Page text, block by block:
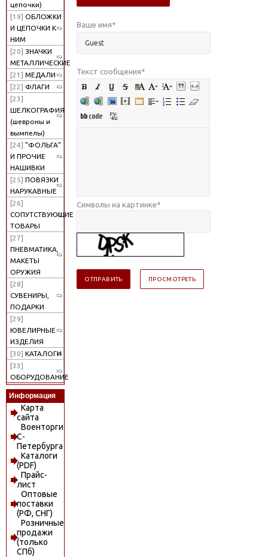
цепочки)
[19] ОБЛОЖКИ
И ЦЕПОЧКИ К
НИМ
[20] ЗНАЧКИ
МЕТАЛЛИЧЕСКИЕ
[21] МЕДАЛИ
[22] ФЛАГИ
[23]
ШЕЛКОГРАФИЯ
(шевроны и
вымпелы)
[24] "ФОЛЬГА"
И ПРОЧИЕ
НАШИВКИ
[25] ПОВЯЗКИ
НАРУКАВНЫЕ
[26]
СОПУТСТВУЮЩИЕ
ТОВАРЫ
[27]
ПНЕВМАТИКА,
МАКЕТЫ
ОРУЖИЯ
[28]
СУВЕНИРЫ,
ПОДАРКИ
[29]
ЮВЕЛИРНЫЕ
ИЗДЕЛИЯ
[30] КАТАЛОГИ
[33]
ОБОРУДОВАНИЕ
Информация
Карта
сайта
Военторги
С-
Петербурга
Каталоги
(PDF)
Прайс-
лист
Оптовые
поставки
(РФ, СНГ)
Розничные
продажи
(только
СПб)
Ваше имя*
Текст сообщения*
Символы на картинке*